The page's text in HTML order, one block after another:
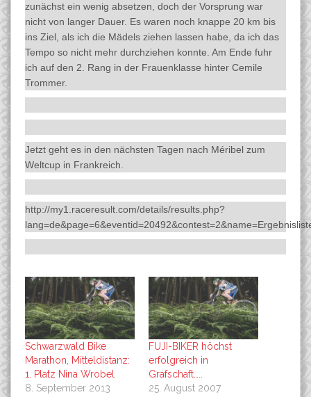
zunächst ein wenig absetzen, doch der Vorsprung war
nicht von langer Dauer. Es waren noch knappe 20 km bis
ins Ziel, als ich die Mädels ziehen lassen habe, da ich das
Tempo so nicht mehr durchziehen konnte. Am Ende fuhr
ich auf den 2. Rang in der Frauenklasse hinter Cemile
Trommer.
Jetzt geht es in den nächsten Tagen nach Méribel zum
Weltcup in Frankreich.
http://my1.raceresult.com/details/results.php?
Schwarzwald Bike
Marathon, Mitteldistanz:
1. Platz Nina Wrobel
8. September 2013
FUJI-BIKER höchst
erfolgreich in
Grafschaft…..
25. August 2007